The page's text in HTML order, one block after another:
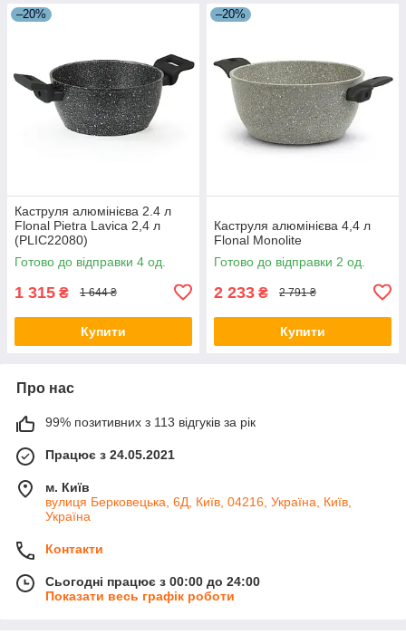
–20%
Каструля алюмінієва 2.4 л
Flonal Pietra Lavica 2,4 л
(PLIC22080)
Готово до відправки 4 од.
1 315 ₴ 1 644 ₴
Купити
–20%
Каструля алюмінієва 4,4 л
Flonal Monolite
Готово до відправки 2 од.
2 233 ₴ 2 791 ₴
Купити
Про нас
99% позитивних з 113 відгуків за рік
Працює з 24.05.2021
м. Київ
вулиця Берковецька, 6Д, Київ, 04216, Україна, Київ,
Україна
Контакти
Сьогодні працює з 00:00 до 24:00
Показати весь графік роботи